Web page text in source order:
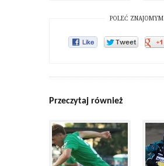
POLEĆ ZNAJOMYM
Przeczytaj również